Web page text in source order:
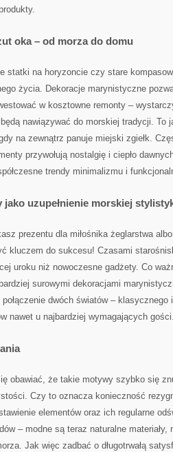
oka – od morza do domu
statki na horyzoncie czy stare
życia. Dekoracje marynistyczne
w kosztowne remonty –
nawiązywać do morskiej tradycji. To
na zewnątrz panuje miejski zgiełk.
przywołują nostalgię i ciepło
trendy minimalizmu i
jako uzupełnienie morskiej
prezentu dla miłośnika żeglarstwa
kluczem do sukcesu! Czasami
uroku niż nowoczesne gadżety. Co
surowymi dekoracjami
dwóch światów –
nawet u najbardziej wymagających gości.
obawiać, że takie motywy szybko się
Czy to oznacza konieczność
elementów oraz ich regularne
– modne są teraz naturalne
Jak więc zadbać o długotrwałą